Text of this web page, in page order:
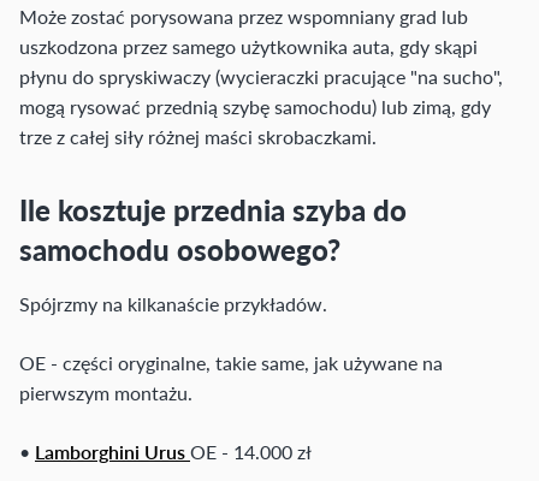
Może zostać porysowana przez wspomniany grad lub
uszkodzona przez samego użytkownika auta, gdy skąpi
płynu do spryskiwaczy (wycieraczki pracujące "na sucho",
mogą rysować przednią szybę samochodu) lub zimą, gdy
trze z całej siły różnej maści skrobaczkami.
Ile kosztuje przednia szyba do
samochodu osobowego?
Spójrzmy na kilkanaście przykładów.
OE - części oryginalne, takie same, jak używane na
pierwszym montażu.
• Lamborghini UrusOE - 14.000 zł